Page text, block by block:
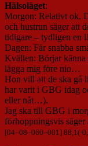
Hälsoläget:
Morgon: Relativt ok.
och hustrun säger att
tidigare – tydligen en
Dagen: Får snabba
Kvällen: Börjar känna
lägga mig före nio…
Hon vill att de ska gå
har varit i GBG idag
eller nåt…).
Jag ska till GBG i
förhoppningsvis säger
[04–08–060–001] 88,1(-